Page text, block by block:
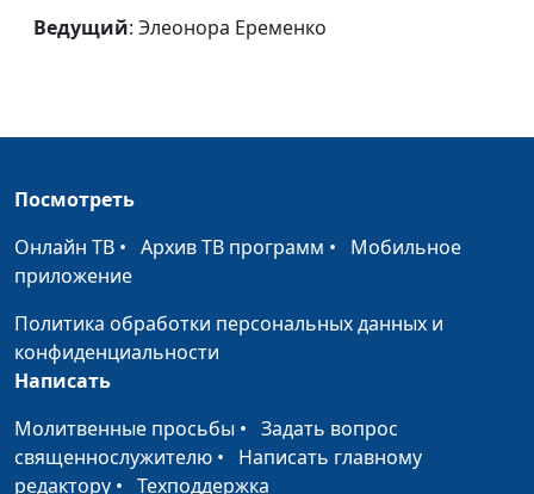
Благословляю я
Элеонора Еременко
Перед рассветом
Поезд Элеонора Еременко
Когда я прихожу к
Выбор Юлия Авструб
Ведущий: Элеонора Еременко
Посмотреть
Онлайн ТВ • Архив ТВ программ • Мобильное
приложение
Политика обработки персональных данных и
конфиденциальности
Написать
Молитвенные просьбы • Задать вопрос
священнослужителю • Написать главному
редактору • Техподдержка